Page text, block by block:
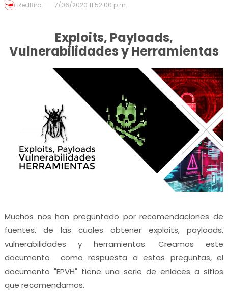
RedBird 7/06/2020 11:52:00 p.m.
Exploits, Payloads,
Vulnerabilidades y Herramientas
Muchos nos han preguntado por recomendaciones de
fuentes, de las cuales obtener exploits, payloads,
vulnerabilidades y herramientas. Creamos este
documento como respuesta a estas preguntas, el
documento "EPVH" tiene una serie de enlaces a sitios
que recomendamos.